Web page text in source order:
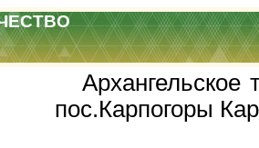
Архангельское
пос.Карпогоры